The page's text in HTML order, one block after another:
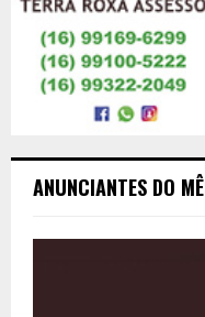
ANUNCIANTES DO